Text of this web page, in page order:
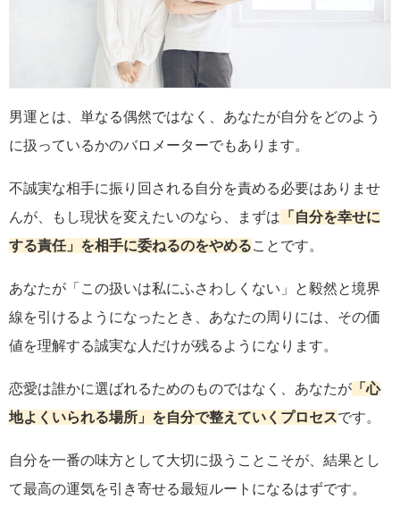
男運とは、単なる偶然ではなく、あなたが自分をどのよう
に扱っているかのバロメーターでもあります。
不誠実な相手に振り回される自分を責める必要はありませ
んが、もし現状を変えたいのなら、まずは 「自分を幸せに
する責任」を相手に委ねるのをやめることです。
あなたが「この扱いは私にふさわしくない」と毅然と境界
線を引けるようになったとき、あなたの周りには、その価
値を理解する誠実な人だけが残るようになります。
恋愛は誰かに選ばれるためのものではなく、あなたが 「心
地よくいられる場所」を自分で整えていくプロセスです。
自分を一番の味方として大切に扱うことこそが、結果とし
て最高の運気を引き寄せる最短ルートになるはずです。